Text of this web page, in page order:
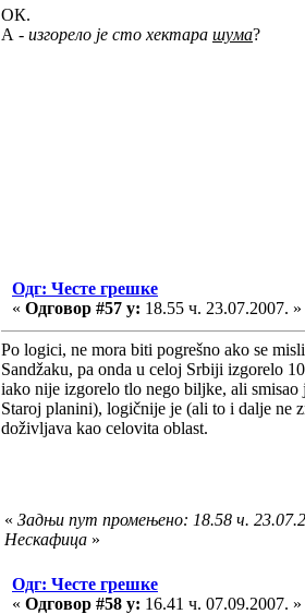
ОК.
А - изгорело је сто хектара шума?
Одг: Честе грешке
« Одговор #57 у: 18.55 ч. 23.07.2007. »
Po logici, ne mora biti pogrešno ako se
Sandžaku, pa onda u celoj Srbiji izgorelo
iako nije izgorelo tlo nego biljke, ali
Staroj planini), logičnije je (ali to i dalje ne
doživljava kao celovita oblast.
« Задњи пут промењено: 18.58 ч.
Нескафица »
Одг: Честе грешке
« Одговор #58 у: 16.41 ч. 07.09.2007. »